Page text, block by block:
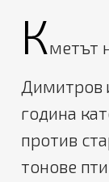
Кметът
Димитров
година
против
тонове